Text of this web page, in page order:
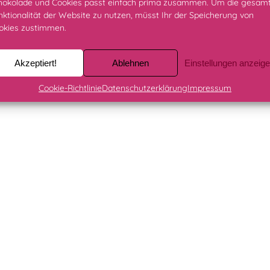
und Cookies passt einfach prima zusammen. Um die
der Website zu nutzen, müsst Ihr der Speicherung von
zustimmen.
Akzeptiert! Ablehnen Einstellungen
Cookie-RichtlinieDatenschutzerklärungImpressum